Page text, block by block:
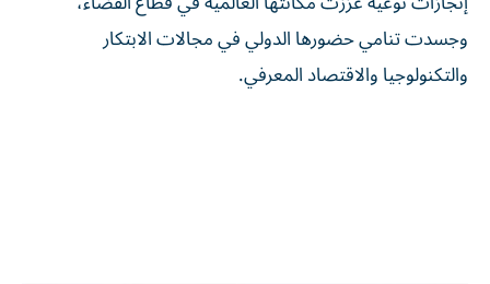
وجسدت تنامي حضورها الدولي في مجالات الابتكار
والتكنولوجيا والاقتصاد المعرفي.